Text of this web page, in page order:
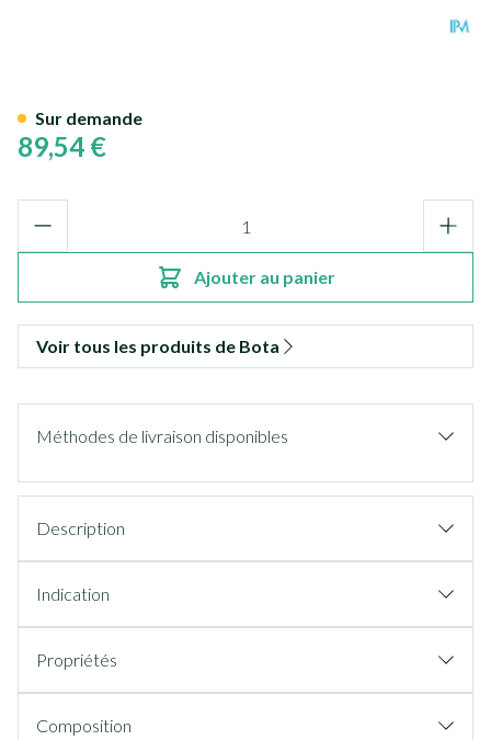
89,54 €
Ajouter au panier
Sur demande
Voir tous les produits de Bota
Méthodes de livraison disponibles
Description
Indication
Propriétés
Composition